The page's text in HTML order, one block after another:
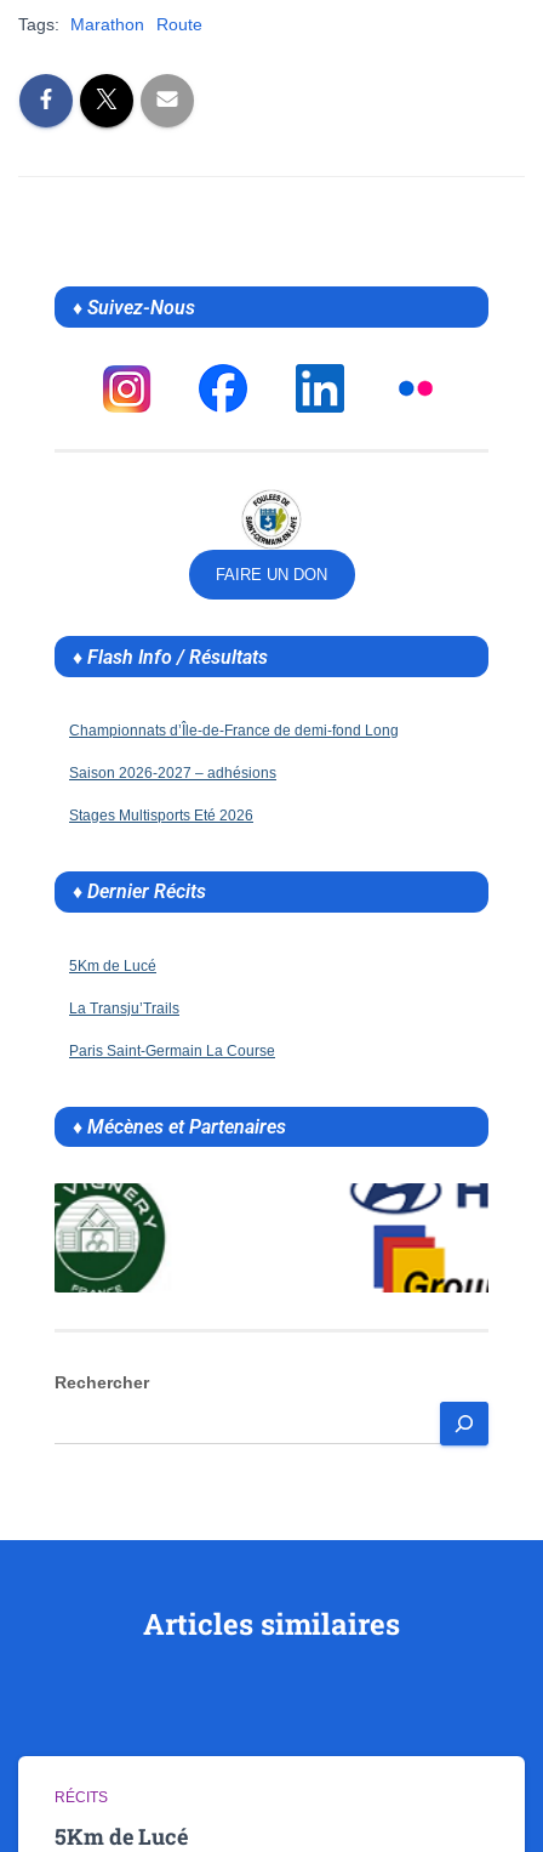
Tags: Marathon Route
♦ Suivez-Nous
FAIRE UN DON
♦ Flash Info / Résultats
Championnats d’Île-de-France de demi-fond Long
Saison 2026-2027 – adhésions
Stages Multisports Eté 2026
♦ Dernier Récits
5Km de Lucé
La Transju’Trails
Paris Saint-Germain La Course
♦ Mécènes et Partenaires
Rechercher
Articles similaires
RÉCITS
5Km de Lucé